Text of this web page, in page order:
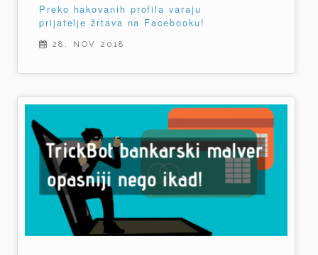
Preko hakovanih profila varaju
prijatelje žrtava na Facebooku!
28. NOV 2018.